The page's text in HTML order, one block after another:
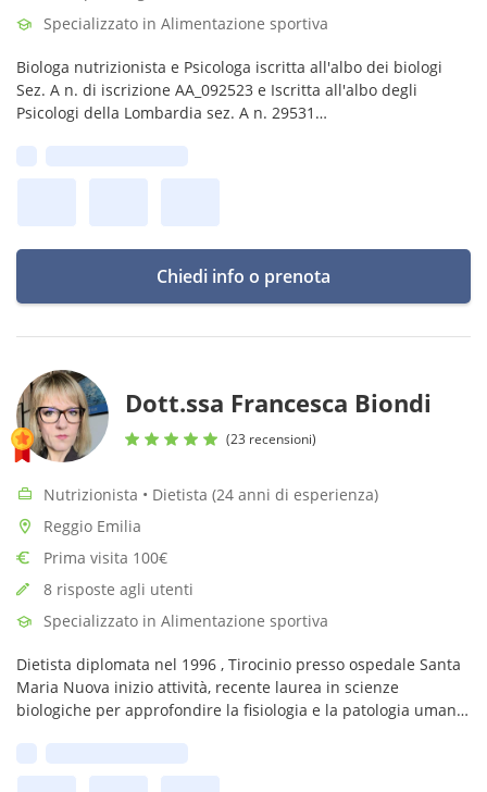
Specializzato in Alimentazione sportiva
Biologa nutrizionista e Psicologa iscritta all'albo dei biologi
Sez. A n. di iscrizione AA_092523 e Iscritta all'albo degli
Psicologi della Lombardia sez. A n. 29531
Chiedi info o prenota
Dott.ssa Francesca Biondi
(23 recensioni)
Nutrizionista • Dietista (24 anni di esperienza)
Reggio Emilia
Prima visita 100€
8 risposte agli utenti
Specializzato in Alimentazione sportiva
Dietista diplomata nel 1996 , Tirocinio presso ospedale Santa
Maria Nuova inizio attività, recente laurea in scienze
biologiche per approfondire la fisiologia e la patologia umana